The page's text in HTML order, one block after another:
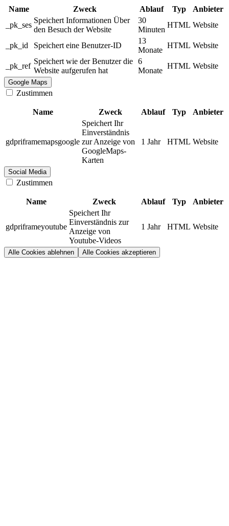
Name Zweck Ablauf Typ
Anbieter
_pk_ses
Speichert Informationen Über
den Besuch der Website
30
Minuten
HTML Website
_pk_id Speichert eine Benutzer-ID
13
Monate
HTML Website
_pk_ref
Speichert wie der Benutzer die
Website aufgerufen hat
6
Monate
HTML Website
Google Maps
Zustimmen
Name Zweck Ablauf Typ Anbieter
gdpriframemapsgoogle
Speichert Ihr
Einverständnis
zur Anzeige von
GoogleMaps-
Karten
1 Jahr HTML Website
Social Media
Zustimmen
Name Zweck Ablauf Typ Anbieter
gdpriframeyoutube
Speichert Ihr
Einverständnis zur
Anzeige von
Youtube-Videos
1 Jahr HTML Website
Alle Cookies ablehnen Alle Cookies akzeptieren